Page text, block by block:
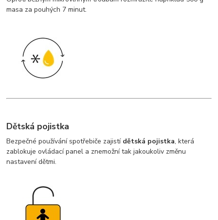
masa za pouhých 7 minut.
Dětská pojistka
Bezpečné používání spotřebiče zajistí dětská pojistka, která
zablokuje ovládací panel a znemožní tak jakoukoliv změnu
nastavení dětmi.